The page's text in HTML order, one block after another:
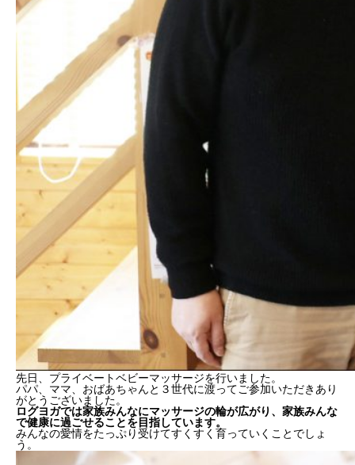
先日、プライベートベビーマッサージを行いました。
パパ、ママ、おばあちゃんと３世代に渡ってご参加いただきあり
がとうございました。
ログヨガでは家族みんなにマッサージの輪が広がり、家族みんな
で健康に過ごせることを目指しています。
みんなの愛情をたっぷり受けてすくすく育っていくことでしょ
う。